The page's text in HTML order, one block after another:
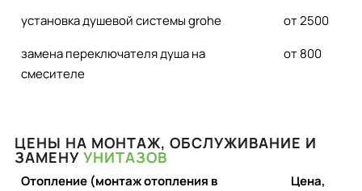
установка душевой системы grohe
от 2500
замена переключателя душа на
смесителе
от 800
ЦЕНЫ НА МОНТАЖ, ОБСЛУЖИВАНИЕ И
ЗАМЕНУ УНИТАЗОВ
Отопление (монтаж отопления в
Цена,